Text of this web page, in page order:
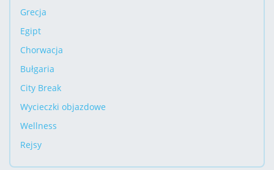
Grecja
Egipt
Chorwacja
Bułgaria
City Break
Wycieczki objazdowe
Wellness
Rejsy